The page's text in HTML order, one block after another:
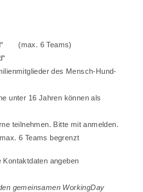
(max. 6 Teams)
des Mensch-Hund-
unter 16 Jahren können als
teilnehmen. Bitte mit anmelden.
6 Teams begrenzt
Kontaktdaten angeben
gemeinsamen WorkingDay